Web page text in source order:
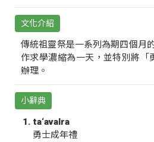
文化介紹
傳統祖靈祭是一系列為期四個月
作求學濃縮為一天，並特別將「
辦理。
小辭典
ta‘avalra
勇士成年禮